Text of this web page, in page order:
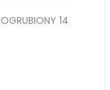
14